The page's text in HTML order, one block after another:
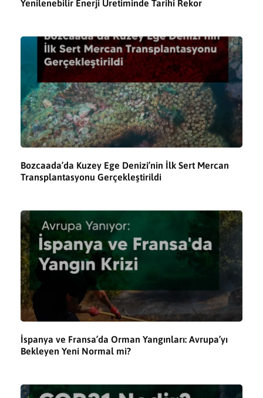
Yenilenebilir Enerji Üretiminde Tarihi Rekor
Bozcaada’da Kuzey Ege Denizi’nin İlk Sert Mercan
Transplantasyonu Gerçekleştirildi
İspanya ve Fransa’da Orman Yangınları: Avrupa’yı
Bekleyen Yeni Normal mi?